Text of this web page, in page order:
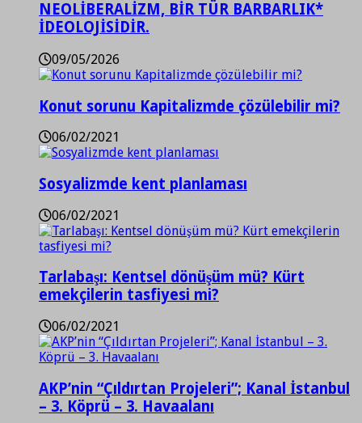
NEOLİBERALİZM, BİR TÜR BARBARLIK*
İDEOLOJİSİDİR.
09/05/2026
Konut sorunu Kapitalizmde çözülebilir mi?
06/02/2021
Sosyalizmde kent planlaması
06/02/2021
Tarlabaşı: Kentsel dönüşüm mü? Kürt
emekçilerin tasfiyesi mi?
06/02/2021
AKP’nin “Çıldırtan Projeleri”; Kanal İstanbul
– 3. Köprü – 3. Havaalanı